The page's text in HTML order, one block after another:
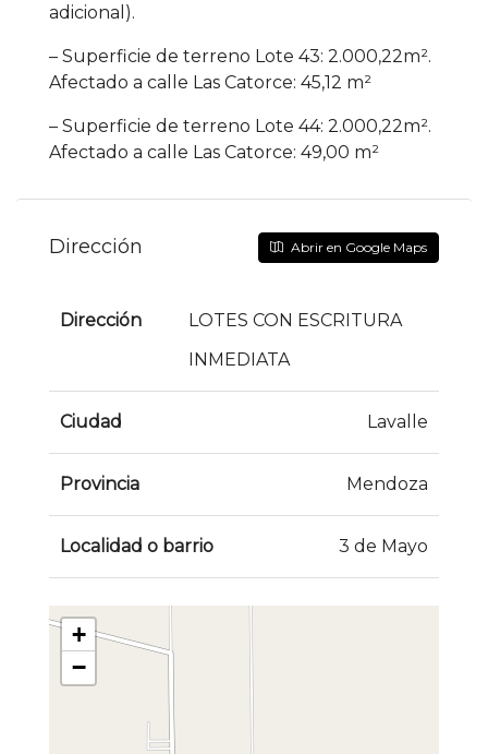
adicional).
– Superficie de terreno Lote 43: 2.000,22m².
Afectado a calle Las Catorce: 45,12 m²
– Superficie de terreno Lote 44: 2.000,22m².
Afectado a calle Las Catorce: 49,00 m²
Dirección Abrir en Google Maps
Dirección
LOTES CON ESCRITURA
INMEDIATA
Ciudad Lavalle
Provincia Mendoza
Localidad o barrio 3 de Mayo
+
−